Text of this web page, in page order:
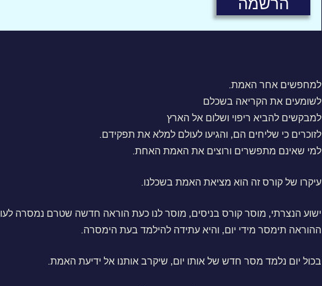
למחפשים אחר האמת.
לשומעים את הקריאה בשכלם
למבקשים להביא ריפוי ושלום אל הארץ
לזוכרים כי שליחים הם, והגיעו לעולם למלא את תפקידם.
למי שאינם מתפשרים ורוצים את האמת האחת.
עיקרו של קורס זה הוא מציאת האמת בשכלנו.
ישוע הנצרתי, מוסר קורס בניסים, מוסר לנו כעת הוראה חדשה שטרם נמסרה
ההוראה תימסר מידי יום, והיא עתידה להילמד בעת הימסרה.
בכול יום נלמד מסר חדש של אותו יום, שיקרב אותנו אל ידיעת האמת.